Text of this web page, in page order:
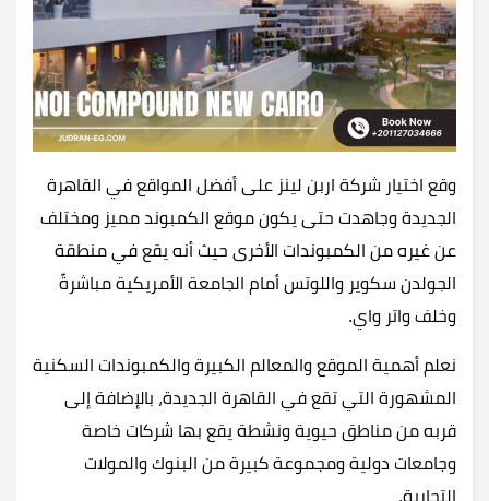
وقع اختيار شركة اربن لينز على أفضل المواقع في القاهرة
الجديدة وجاهدت حتى يكون موقع الكمبوند مميز ومختلف
عن غيره من الكمبوندات الأخرى حيث أنه يقع في منطقة
الجولدن سكوير واللوتس أمام الجامعة الأمريكية مباشرةً
وخلف واتر واي.
نعلم أهمية الموقع والمعالم الكبيرة والكمبوندات السكنية
المشهورة التي تقع في القاهرة الجديدة، بالإضافة إلى
قربه من مناطق حيوية ونشطة يقع بها شركات خاصة
وجامعات دولية ومجموعة كبيرة من البنوك والمولات
التجارية.